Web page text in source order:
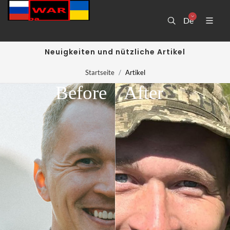
De
Neuigkeiten und nützliche Artikel
Startseite Artikel
After
Before